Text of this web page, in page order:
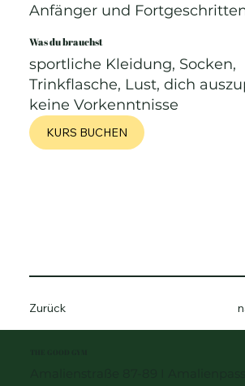
Anfänger und
Was du brauchst
sportliche Kleidung, Socken,
Trinkflasche, Lust, dich
keine Vorkenntnisse
KURS BUCHEN
Zurück